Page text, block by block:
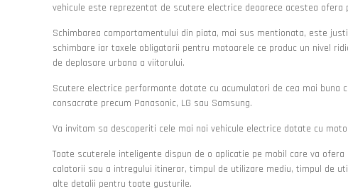
vehicule este reprezentat de scutere electrice deoarece acestea
Schimbarea comportamentului din piata, mai sus mentionata, este
schimbare iar taxele obligatorii pentru motoarele ce produc un nivel
de deplasare urbana a viitorului.
Scutere electrice performante dotate cu acumulatori de cea mai
consacrate precum Panasonic, LG sau Samsung.
Va invitam sa descoperiti cele mai noi vehicule electrice dotate cu
Toate scuterele inteligente dispun de o aplicatie pe mobil care va
calatorii sau a intregului itinerar, timpul de utilizare mediu, timpul de
alte detalii pentru toate gusturile.